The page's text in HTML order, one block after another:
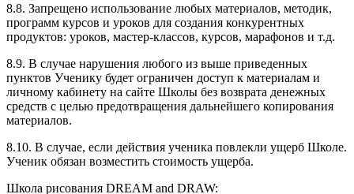
8.8. Запрещено использование любых материалов, методик,
программ курсов и уроков для создания конкурентных
продуктов: уроков, мастер-классов, курсов, марафонов и т.д.
8.9. В случае нарушения любого из выше приведенных
пунктов Ученику будет ограничен доступ к материалам и
личному кабинету на сайте Школы без возврата денежных
средств с целью предотвращения дальнейшего копирования
материалов.
8.10. В случае, если действия ученика повлекли ущерб Школе.
Ученик обязан возместить стоимость ущерба.
Школа рисования DREAM and DRAW: